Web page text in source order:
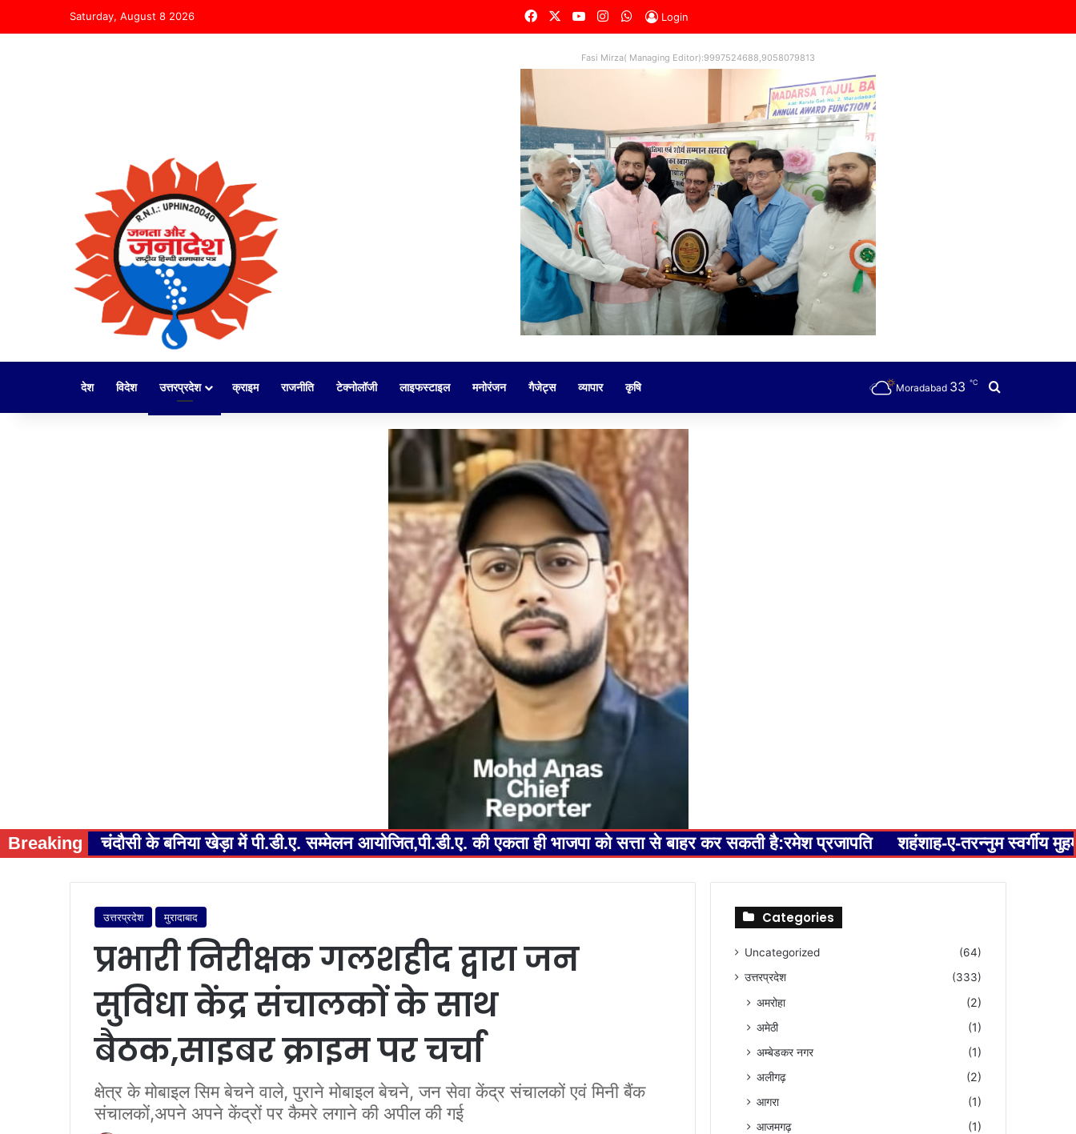
Saturday, August 8 2026 FacebookYouTubeInstagram
WhatsApp
Login
Fasi Mirza( Managing Editor):9997524688,9058079813
देश विदेश उत्तरप्रदेश क्राइम राजनीति टेक्नोलॉजी लाइफस्टाइल मनोरंजन गैजेट्स व्यापार कृषि Moradabad 33 ℃
Breaking चंदौसी के बनिया खेड़ा में पी.डी.ए. सम्मेलन आयोजित,पी.डी.ए. की एकता ही भाजपा को सत्ता से बाहर कर सकती है:रमेश प्रजापति शहंशाह-ए-तरन्नुम स्वर्गीय
उत्तरप्रदेश मुरादाबाद
प्रभारी निरीक्षक गलशहीद द्वारा जन
सुविधा केंद्र संचालकों के साथ
बैठक,साइबर क्राइम पर चर्चा
क्षेत्र के मोबाइल सिम बेचने वाले, पुराने मोबाइल बेचने, जन सेवा केंद्र संचालकों एवं मिनी बैंक
संचालकों,अपने अपने केंद्रों पर कैमरे लगाने की अपील की गई
Categories
Uncategorized
(64)
उत्तरप्रदेश
(333)
अमरोहा
(2)
अमेठी
(1)
अम्बेडकर नगर
(1)
अलीगढ़
(2)
आगरा
(1)
आजमगढ़
(1)